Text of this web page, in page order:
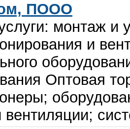
ПООО
монтаж и
и
Оптовая